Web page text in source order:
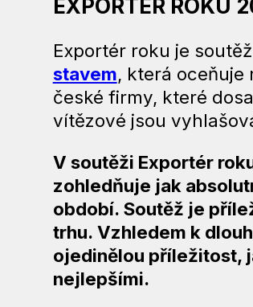
EXPORTÉR ROKU
Exportér roku je
stavem, která
české firmy, které
vítězové jsou
V soutěži Exportér
zohledňuje jak
období. Soutěž je
trhu. Vzhledem k
ojedinělou příležitost,
nejlepšími.